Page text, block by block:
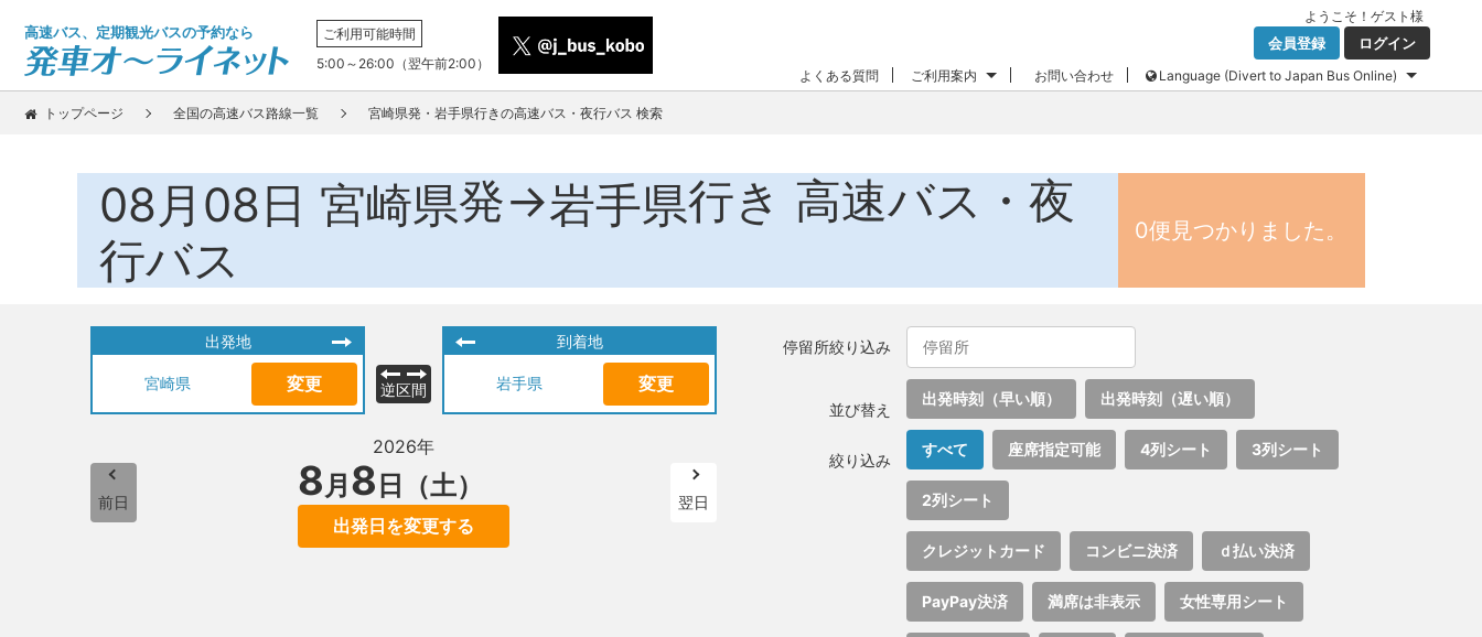
高速バス、定期観光バスの予約なら
ご利用可能時間
5:00～26:00（翌午前2:00）
ようこそ！ ゲスト 様
会員登録 ログイン
よくある質問 ご利用案内 お問い合わせ Language (Divert to Japan Bus Online)
トップページ 全国の高速バス路線一覧 宮崎県発・岩手県行きの高速バス・夜行バス 検索
08月08日 宮崎県発→岩手県行き 高速バス・夜
行バス
0便見つかりました。
出発地
宮崎県 変更 逆区間
到着地
岩手県 変更
前日
2026年
8月 8 日（土）
出発日を変更する
翌日
停留所絞り込み
並び替え
出発時刻（早い順） 出発時刻（遅い順）
絞り込み
すべて 座席指定可能 4列シート 3列シート
2列シート
クレジットカード コンビニ決済 ｄ払い決済
PayPay決済 満席は非表示 女性専用シート